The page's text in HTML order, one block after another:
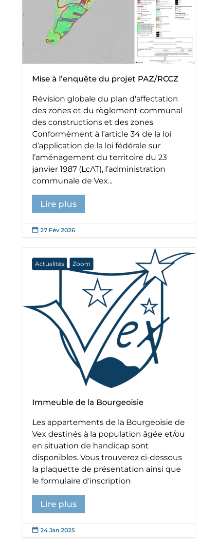
Mise à l’enquête du projet PAZ/RCCZ
Révision globale du plan d'affectation
des zones et du règlement communal
des constructions et des zones
Conformément à l’article 34 de la loi
d’application de la loi fédérale sur
l’aménagement du territoire du 23
janvier 1987 (LcAT), l’administration
communale de Vex...
Lire plus
 27 Fév 2026
Actualités Zoom
Immeuble de la Bourgeoisie
Les appartements de la Bourgeoisie de
Vex destinés à la population âgée et/ou
en situation de handicap sont
disponibles. Vous trouverez ci-dessous
la plaquette de présentation ainsi que
le formulaire d'inscription
Lire plus
 24 Jan 2025